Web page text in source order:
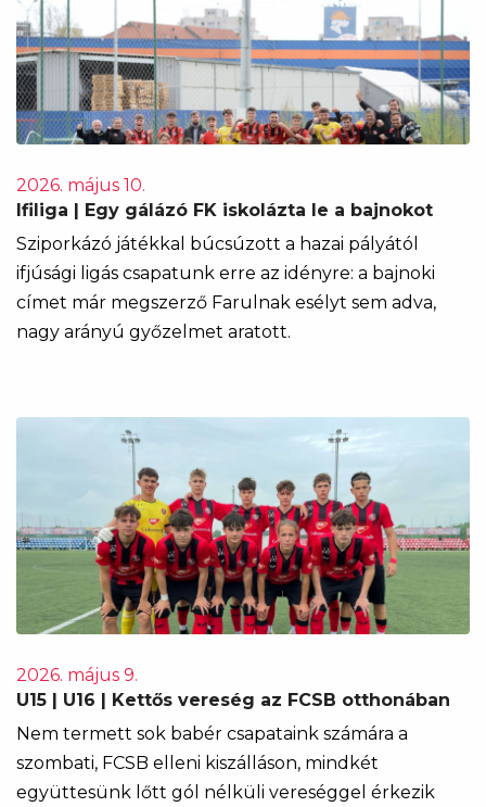
2026. május 10.
Ifiliga | Egy gálázó FK iskolázta le a bajnokot
Sziporkázó játékkal búcsúzott a hazai pályától
ifjúsági ligás csapatunk erre az idényre: a bajnoki
címet már megszerző Farulnak esélyt sem adva,
nagy arányú győzelmet aratott.
2026. május 9.
U15 | U16 | Kettős vereség az FCSB otthonában
Nem termett sok babér csapataink számára a
szombati, FCSB elleni kiszálláson, mindkét
együttesünk lőtt gól nélküli vereséggel érkezik